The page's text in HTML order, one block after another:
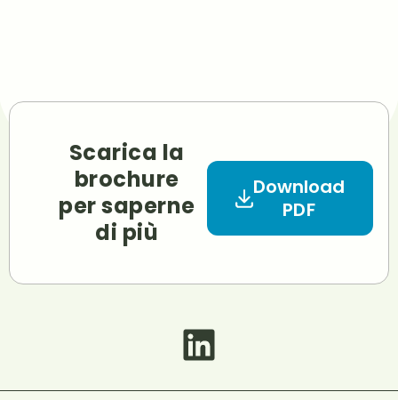
Scarica la
brochure
per saperne
di più
Download
PDF